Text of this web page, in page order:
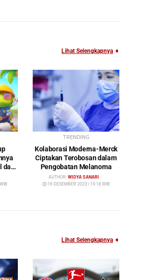
Lihat Selengkapnya ➧
dan
TRENDING
Kolaborasi Moderna-Merck
Ciptakan Terobosan dalam
Pengobatan Melanoma
AUTHOR: WIDYA SANARI
16 DESEMBER 2023 | 19:18 WIB
Lihat Selengkapnya ➧